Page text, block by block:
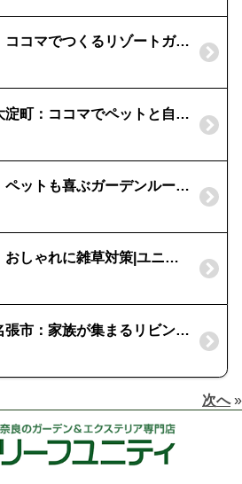
河合町：ココマでつくるリゾートガ－デン｜オープンテラス腰壁タイプ
奈良県大淀町：ココマでペットと自然浴生活｜ガーデンルームタイプ
橿原市：ペットも喜ぶガーデンルーム｜「ＬＩＸＩＬ」ココマ
奈良市：おしゃれに雑草対策|ユニソン『バレリア』
三重県名張市：家族が集まるリビングガーデン｜木製パーゴラ風のナチュレ（三協立山）
次へ»